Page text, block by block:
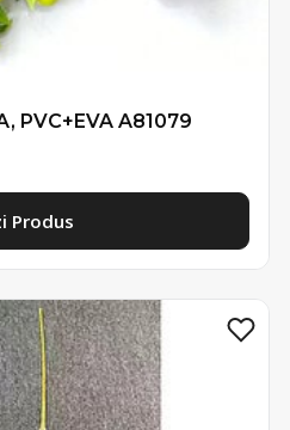
PVC+EVA A81079
Produs